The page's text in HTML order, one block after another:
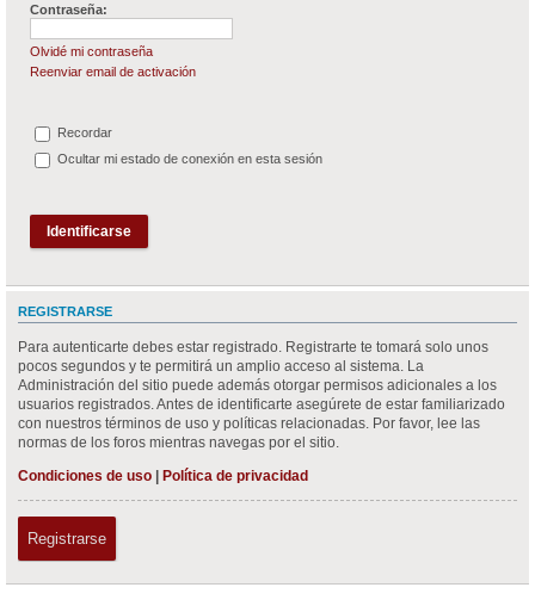
Contraseña:
Olvidé mi contraseña
Reenviar email de activación
Recordar
Ocultar mi estado de conexión en esta sesión
REGISTRARSE
Para autenticarte debes estar registrado. Registrarte te tomará solo unos
pocos segundos y te permitirá un amplio acceso al sistema. La
Administración del sitio puede además otorgar permisos adicionales a los
usuarios registrados. Antes de identificarte asegúrete de estar familiarizado
con nuestros términos de uso y políticas relacionadas. Por favor, lee las
normas de los foros mientras navegas por el sitio.
Condiciones de uso
Política de privacidad
Registrarse